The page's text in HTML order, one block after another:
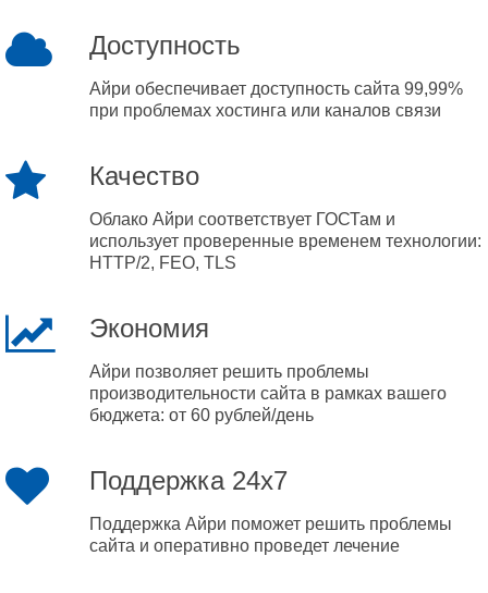
Доступность
Айри обеспечивает доступность сайта 99,99%
при проблемах хостинга или каналов связи
Качество
Облако Айри соответствует ГОСТам и
использует проверенные временем технологии:
HTTP/2, FEO, TLS
Экономия
Айри позволяет решить проблемы
производительности сайта в рамках вашего
бюджета: от 60 рублей/день
Поддержка 24x7
Поддержка Айри поможет решить проблемы
сайта и оперативно проведет лечение